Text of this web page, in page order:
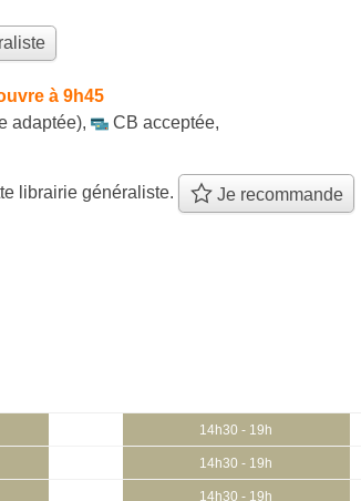
à 9h45
adaptée), CB acceptée,
librairie généraliste. Je recommande
14h30 - 19h
14h30 - 19h
14h30 - 19h